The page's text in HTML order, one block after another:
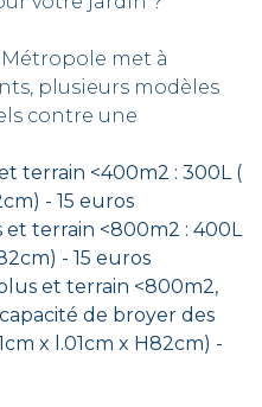
Métropole met à
plusieurs modèles
contre une
terrain <400m2 : 300L (
- 15 euros
terrain <800m2 : 400L
- 15 euros
et terrain <800m2,
de broyer des
x l.01cm x H82cm) -